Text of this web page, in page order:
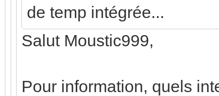
de temp intégrée...
Salut Moustic999,
Pour information, quels